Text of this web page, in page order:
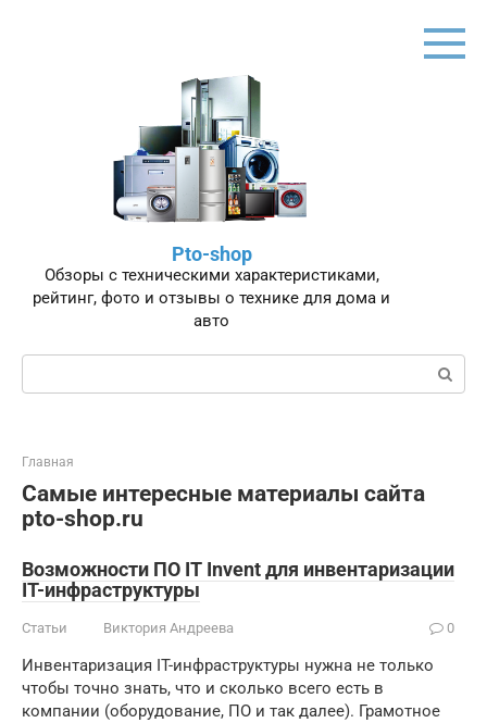
Pto-shop
Обзоры с техническими характеристиками,
рейтинг, фото и отзывы о технике для дома и
авто
Поиск:
Главная
Самые интересные материалы сайта
pto-shop.ru
Возможности ПО IT Invent для инвентаризации
IT-инфраструктуры
Статьи Виктория Андреева 0
Инвентаризация IT-инфраструктуры нужна не только
чтобы точно знать, что и сколько всего есть в
компании (оборудование, ПО и так далее). Грамотное